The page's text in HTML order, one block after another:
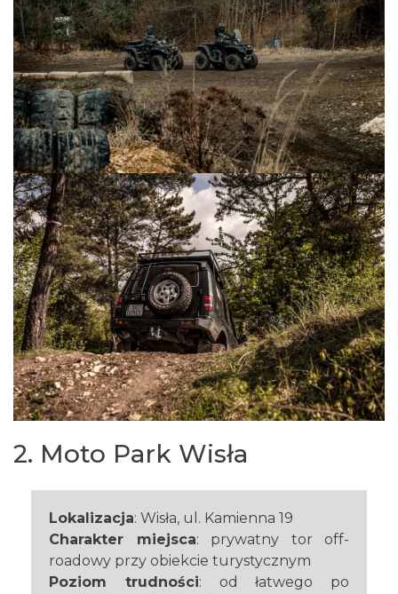
2. Moto Park Wisła
Lokalizacja: Wisła, ul. Kamienna 19
Charakter miejsca: prywatny tor off-
roadowy przy obiekcie turystycznym
Poziom trudności: od łatwego po